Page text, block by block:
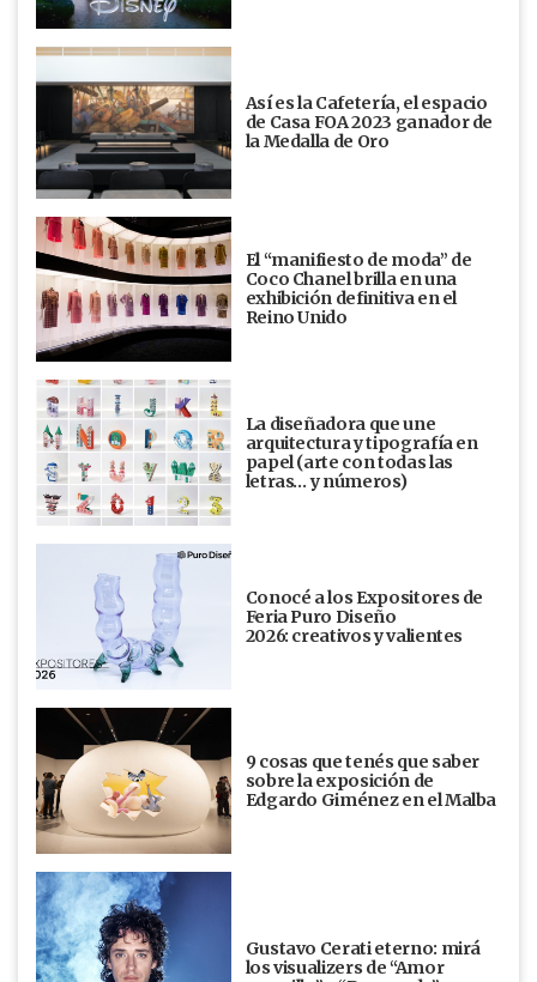
Así es la Cafetería, el espacio
de Casa FOA 2023 ganador de
la Medalla de Oro
El “manifiesto de moda” de
Coco Chanel brilla en una
exhibición definitiva en el
Reino Unido
La diseñadora que une
arquitectura y tipografía en
papel (arte con todas las
letras… y números)
Conocé a los Expositores de
Feria Puro Diseño
2026: creativos y valientes
9 cosas que tenés que saber
sobre la exposición de
Edgardo Giménez en el Malba
Gustavo Cerati eterno: mirá
los visualizers de “Amor